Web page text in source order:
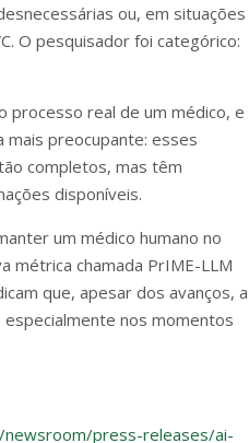
ou, em situações
O pesquisador foi categórico:
processo real de um médico, e
preocupante: esses
completos, mas têm
disponíveis.
um médico humano no
métrica chamada PrIME-LLM
que, apesar dos avanços, a
nos momentos
press-releases/ai-